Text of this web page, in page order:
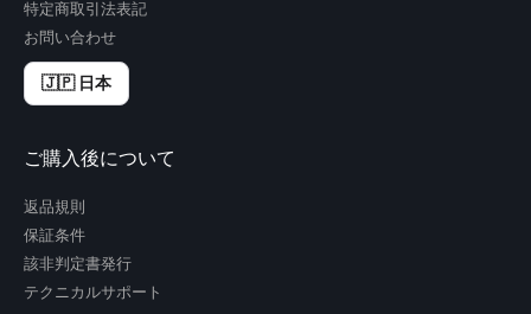
特定商取引法表記
お問い合わせ
🇯🇵 日本
ご購入後について
返品規則
保証条件
該非判定書発行
テクニカルサポート